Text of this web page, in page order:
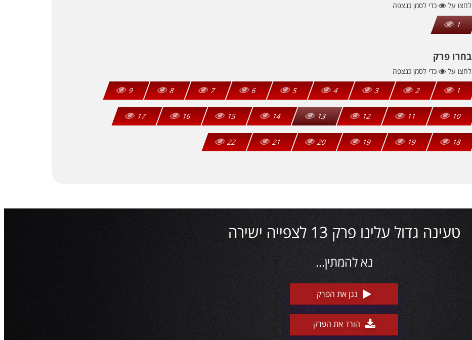
לחצו על
כדי לסמן כנצפה
1
בחרו פרק
לחצו על
כדי לסמן כנצפה
1
2
3
4
5
6
7
8
9
10
11
12
13
14
15
16
17
18
19
19
20
21
22
טעינה גדול עלינו פרק 13 לצפייה ישירה
נא להמתין...
נגן את הפרק
הורד את הפרק